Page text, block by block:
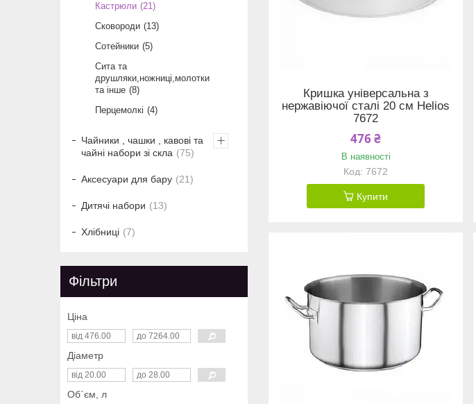
Кришка універсальна з
нержавіючої сталі 20 см Helios
7672
476 ₴
В наявності
7672
Купити
Кастрюли 21
Сковороди
13
Сотейники 5
Сита та
друшляки,ножниці,молотки
та інше 8
Перцемолкі
4
Чайники , чашки , кавові та
чайні набори зі скла
75
Аксесуари для бару 21
Дитячі набори 13
Хлібниці 7
Фільтри
Ціна
Діаметр
Об`єм, л